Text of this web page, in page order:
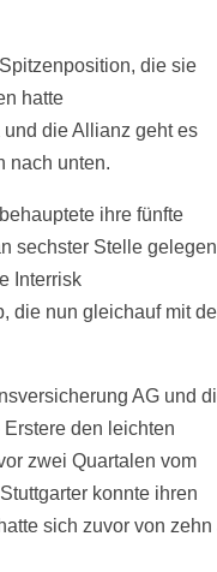
die sie
hatte
die Allianz geht es
nach unten.
ihre fünfte
sechster Stelle gelegen
Interrisk
die nun gleichauf mit
AG und
den leichten
zwei Quartalen vom
konnte ihren
sich zuvor von zehn